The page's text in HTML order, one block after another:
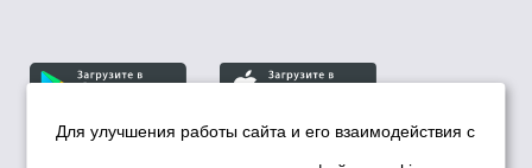
Для улучшения работы сайта и его взаимодействия с